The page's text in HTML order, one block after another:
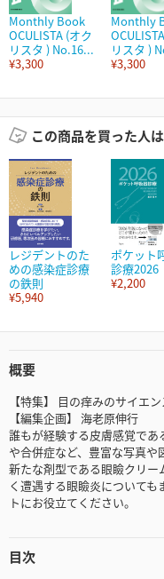
Monthly Book
OCULISTA (オク
リスタ ) No.16...
¥3,300
Monthly
リスタ )
¥3,300
この商品を買った人
レジデントのた
めの感染症診療
の鉄則
¥5,940
ポケット
診療2026
¥2,200
概要
【特集】 目の痒みのサイエン
【編集企画】 海老原伸行
誰もが経験する皮膚感覚で
や合併症など、豊富な写真や
新たな剤型である眼瞼クリ
く遭遇する眼瞼炎について
トにお役立てください。
目次